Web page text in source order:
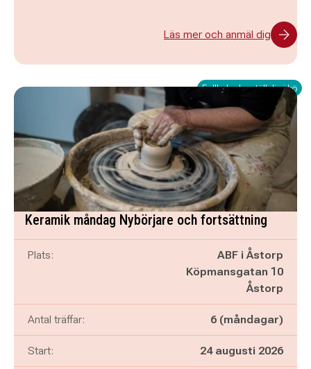
Läs mer och anmäl dig
Fullbokad – ställ dig i kö
Keramik måndag Nybörjare och fortsättning
Plats:
ABF i Åstorp
Köpmansgatan 10
Åstorp
Antal träffar: 6 (måndagar)
Start: 24 augusti 2026